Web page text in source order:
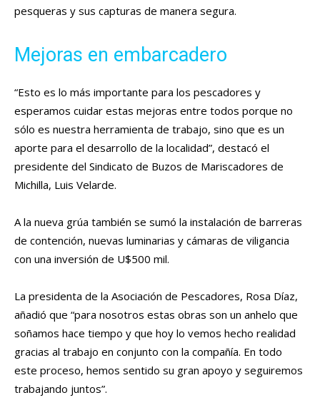
pesqueras y sus capturas de manera segura.
Mejoras en embarcadero
“Esto es lo más importante para los pescadores y
esperamos cuidar estas mejoras entre todos porque no
sólo es nuestra herramienta de trabajo, sino que es un
aporte para el desarrollo de la localidad”, destacó el
presidente del Sindicato de Buzos de Mariscadores de
Michilla, Luis Velarde.
A la nueva grúa también se sumó la instalación de barreras
de contención, nuevas luminarias y cámaras de viligancia
con una inversión de U$500 mil.
La presidenta de la Asociación de Pescadores, Rosa Díaz,
añadió que “para nosotros estas obras son un anhelo que
soñamos hace tiempo y que hoy lo vemos hecho realidad
gracias al trabajo en conjunto con la compañía. En todo
este proceso, hemos sentido su gran apoyo y seguiremos
trabajando juntos”.